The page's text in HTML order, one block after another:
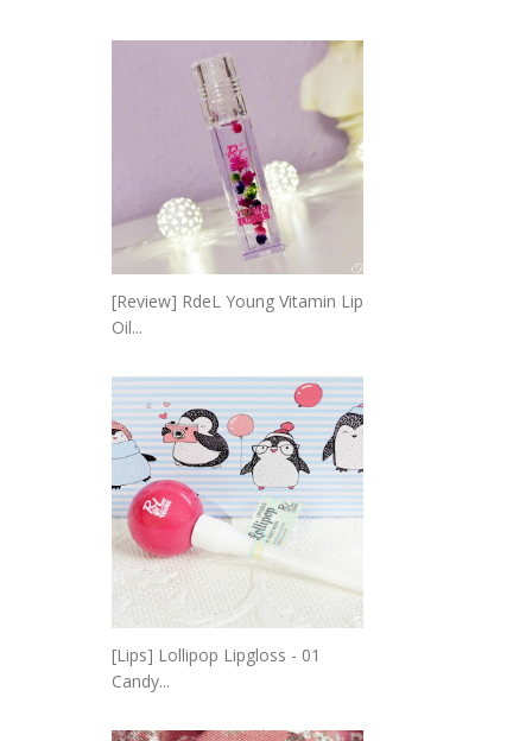
[Review] RdeL Young Vitamin Lip
Oil...
[Lips] Lollipop Lipgloss - 01
Candy...